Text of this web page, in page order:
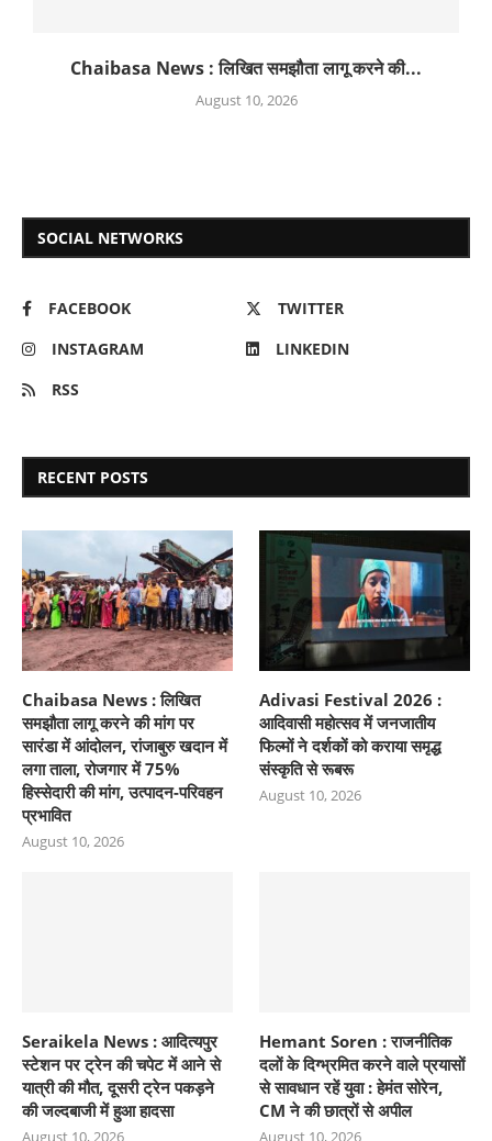
Chaibasa News : लिखित समझौता लागू करने की...
August 10, 2026
SOCIAL NETWORKS
FACEBOOK
TWITTER
INSTAGRAM
LINKEDIN
RSS
RECENT POSTS
Chaibasa News : लिखित
समझौता लागू करने की मांग पर
सारंडा में आंदोलन, रांजाबुरु खदान में
लगा ताला, रोजगार में 75%
हिस्सेदारी की मांग, उत्पादन-परिवहन
प्रभावित
August 10, 2026
Adivasi Festival 2026 :
आदिवासी महोत्सव में जनजातीय
फिल्मों ने दर्शकों को कराया समृद्ध
संस्कृति से रूबरू
August 10, 2026
Seraikela News : आदित्यपुर
स्टेशन पर ट्रेन की चपेट में आने से
यात्री की मौत, दूसरी ट्रेन पकड़ने
की जल्दबाजी में हुआ हादसा
August 10, 2026
Hemant Soren : राजनीतिक
दलों के दिग्भ्रमित करने वाले प्रयासों
से सावधान रहें युवा : हेमंत सोरेन,
CM ने की छात्रों से अपील
August 10, 2026